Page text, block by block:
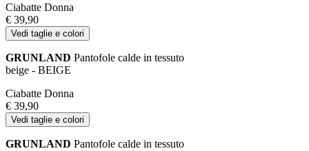
Ciabatte Donna
€ 39,90
Vedi taglie e colori
GRUNLAND Pantofole calde in tessuto
beige - BEIGE
Ciabatte Donna
€ 39,90
Vedi taglie e colori
GRUNLAND Pantofole calde in tessuto